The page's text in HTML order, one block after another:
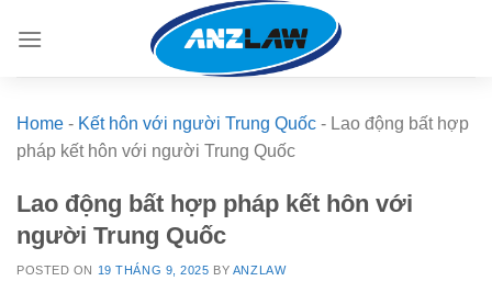
Home - Kết hôn với người Trung Quốc - Lao động bất hợp
pháp kết hôn với người Trung Quốc
Lao động bất hợp pháp kết hôn với
người Trung Quốc
POSTED ON 19 THÁNG 9, 2025 BY ANZLAW